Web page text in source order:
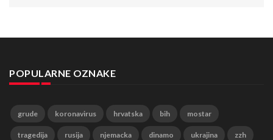
POPULARNE OZNAKE
grude koronavirus hrvatska bih mostar
tragedija rusija njemacka dinamo ukrajina zzh